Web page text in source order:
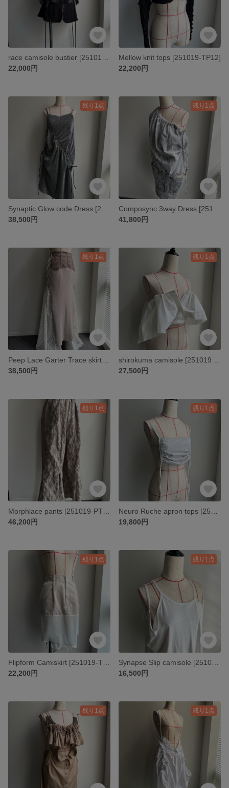
22,000円
Mellow knit tops [251019-TP12]
22,200円
残り1点
38,500円
残り1点
41,800円
残り1点
38,500円
残り1点
27,500円
残り1点
46,200円
残り1点
19,800円
残り1点
22,200円
残り1点
16,500円
残り1点 残り1点